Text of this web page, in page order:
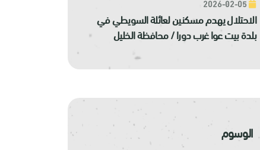
الاحتلال يهدم مسكنين لعائلة السويطي في
بلدة بيت عوا غرب دورا / محافظة الخليل
الوسوم